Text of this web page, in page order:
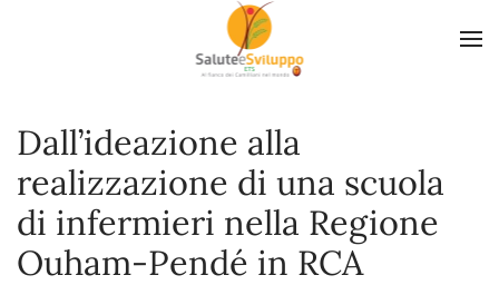
Skip to main content
Dall’ideazione alla
realizzazione di una scuola
di infermieri nella Regione
Ouham-Pendé in RCA